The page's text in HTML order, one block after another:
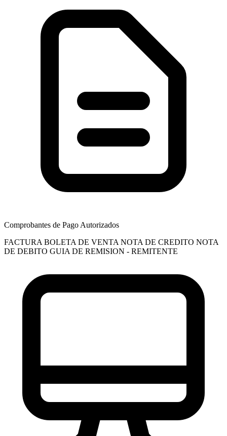
Comprobantes de Pago Autorizados
FACTURA BOLETA DE VENTA NOTA DE CREDITO NOTA
DE DEBITO GUIA DE REMISION - REMITENTE